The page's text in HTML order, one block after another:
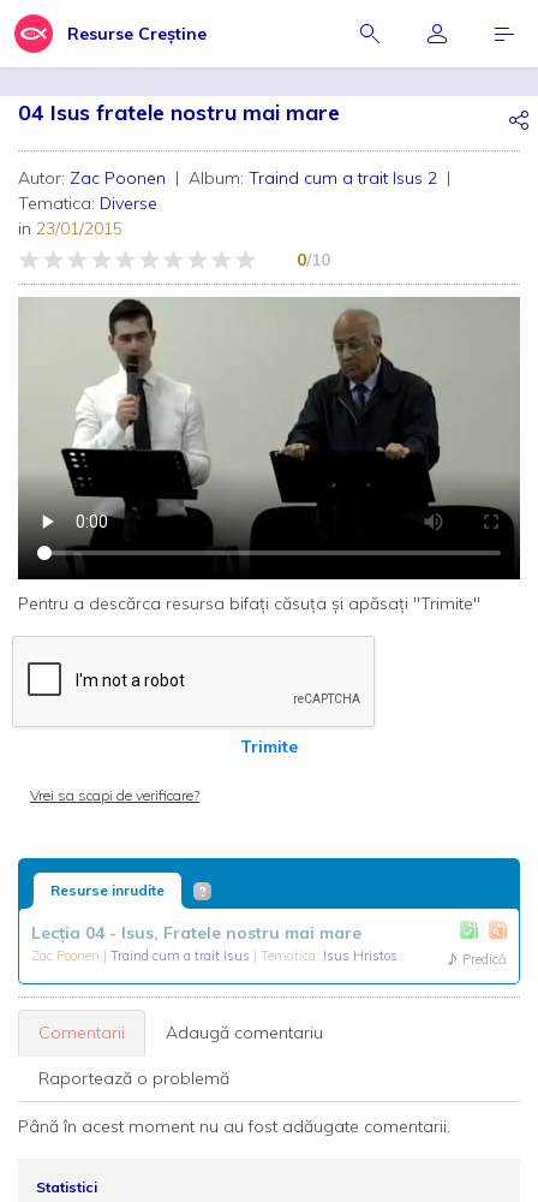
Resurse Creștine
04 Isus fratele nostru mai mare
Autor: Zac Poonen | Album: Traind cum a trait Isus 2 |
Tematica: Diverse
in 23/01/2015
0/10
Pentru a descărca resursa bifați căsuța și apăsați "Trimite"
Trimite
Vrei sa scapi de verificare?
Resurse inrudite
Lecţia 04 - Isus, Fratele nostru mai mare
Zac Poonen | Traind cum a trait Isus | Tematica: Isus Hristos Predică
Comentarii Adaugă comentariu
Raportează o problemă
Până în acest moment nu au fost adăugate comentarii.
Statistici